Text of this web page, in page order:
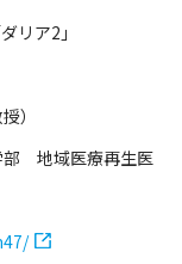
ア2」
）
地域医療再生医